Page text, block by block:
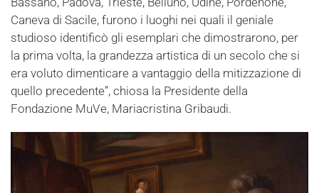
Caneva di Sacile, furono i luoghi nei quali il geniale
studioso identificò gli esemplari che dimostrarono, per
la prima volta, la grandezza artistica di un secolo che si
era voluto dimenticare a vantaggio della mitizzazione di
quello precedente”, chiosa la Presidente della
Fondazione MuVe, Mariacristina Gribaudi.